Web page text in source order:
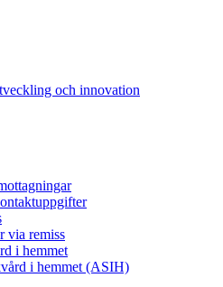
och innovation
via remiss
i hemmet
i hemmet (ASIH)